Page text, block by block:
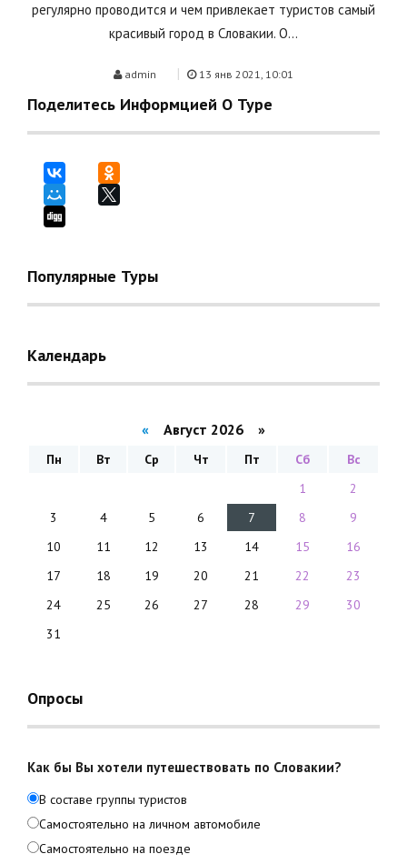
регулярно проводится и чем привлекает туристов самый
красивый город в Словакии. О...
admin | 13 янв 2021, 10:01
Поделитесь Информцией О Туре
Популярные Туры
Календарь
« Август 2026 »
Пн Вт Ср Чт Пт Сб
Вс
1
2
3
4 5 6 7 8
9
10
11 12 13 14 15
16
17
18 19 20 21 22
23
24
25 26 27 28 29
30
31
Опросы
Как бы Вы хотели путешествовать по Словакии?
В составе группы туристов
Самостоятельно на личном автомобиле
Самостоятельно на поезде